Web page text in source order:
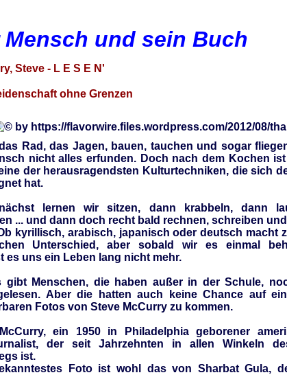
Mensch und sein Buch
Steve - L E S E N'
ohne Grenzen
Rad, das Jagen, bauen, tauchen und sogar
nicht alles erfunden. Doch nach dem Kochen
der herausragendsten Kulturtechniken, die sich
hat.
lernen wir sitzen, dann krabbeln, dann
... und dann doch recht bald rechnen, schreiben
kyrillisch, arabisch, japanisch oder deutsch macht
Unterschied, aber sobald wir es einmal
es uns ein Leben lang nicht mehr.
gibt Menschen, die haben außer in der Schule,
Aber die hatten auch keine Chance auf
Fotos von Steve McCurry zu kommen.
ein 1950 in Philadelphia geborener
der seit Jahrzehnten in allen Winkeln
ist.
Foto ist wohl das von Sharbat Gula,